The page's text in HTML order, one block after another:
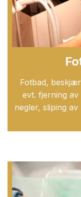
Fotbad,
evt. fjerning
negler, sliping